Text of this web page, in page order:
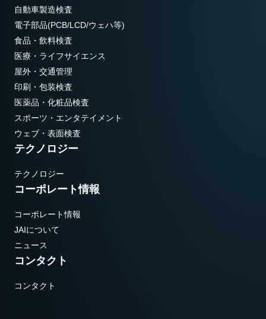
自動車製造検査
電子部品(PCB/LCD/ウェハ等)
食品・飲料検査
医療・ライフサイエンス
屋外・交通管理
印刷・包装検査
医薬品・化粧品検査
スポーツ・エンタテイメント
ウェブ・表面検査
テクノロジー
テクノロジー
コーポレート情報
コーポレート情報
JAIについて
ニュース
コンタクト
コンタクト